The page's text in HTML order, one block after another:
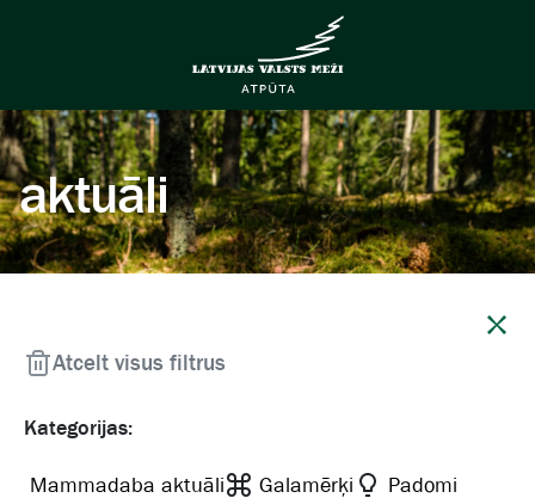
aktuāli
Kategorijas:
Mammadaba aktuāli Galamērķi
Padomi
Atcelt visus filtrus